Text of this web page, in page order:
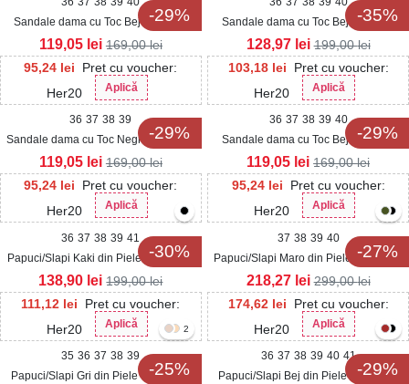
-29%
Sandale dama cu Toc Bej din Textil
Laynis
95,24 lei
Pret cu voucher:
Her20
Aplică
119,05 lei 169,00lei
-35%
Sandale dama cu Toc Bej din Piele
Ecologica Visaly
103,18 lei
Pret cu voucher:
Her20
Aplică
128,97 lei 199,00lei
-29%
36 37 38 39
Sandale dama cu Toc Negre din Piele
Ecologica Inarys
95,24 lei
Pret cu voucher:
Her20
Aplică
119,05 lei 169,00lei
-29%
36 37 38 39 40
Sandale dama cu Toc Bej din Piele
Ecologica Inarys
95,24 lei
Pret cu voucher:
Her20
Aplică
119,05 lei 169,00lei
-30%
36 37 38 39 41
Papuci/Slapi Kaki din Piele Ecologica
Drenya
111,12 lei
Pret cu voucher:
Her20
Aplică
138,90 lei 199,00lei
-27%
37 38 39 40
Papuci/Slapi Maro din Piele Ecologica
Intoarsa Halya
174,62 lei
Pret cu voucher:
Her20
Aplică
218,27 lei 299,00lei
-25%
2
35 36 37 38 39
Papuci/Slapi Gri din Piele Ecologica
-29%
36 37 38 39 40 41
Papuci/Slapi Bej din Piele Ecologica